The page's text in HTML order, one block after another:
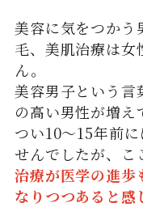
美容に気をつか
毛、美肌治療は
ん。
美容男子という言
の高い男性が増え
つい10～15年前
せんでしたが、こ
治療が医学の進歩
なりつつあると感